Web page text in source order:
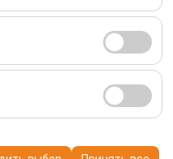
посетителей,
для оценки
с вашими
и других
Вам